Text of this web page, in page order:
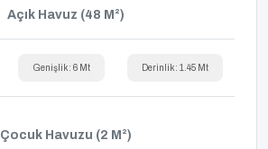
Açık Havuz (48 M²)
Genişlik: 6 Mt Derinlik: 1.45 Mt
Çocuk Havuzu (2 M²)